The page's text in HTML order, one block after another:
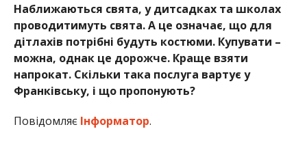
Наближаються свята, у дитсадках та школах
проводитимуть свята. А це означає, що для
дітлахів потрібні будуть костюми. Купувати –
можна, однак це дорожче. Краще взяти
напрокат. Скільки така послуга вартує у
Франківську, і що пропонують?
ПовідомляєІнформатор.